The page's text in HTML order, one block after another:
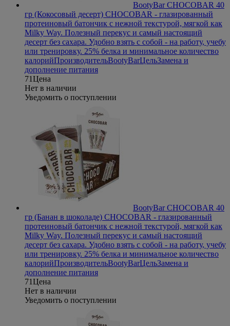
BootyBar CHOCOBAR 40
гр (Кокосовый десерт) CHOCOBAR - глазированный
протеиновый батончик с нежной текстурой, мягкой как
Milky Way. Полезный перекус и самый настоящий
десерт без сахара. Удобно взять с собой - на работу, учебу
или тренировку. 25% белка и минимальное количество
калорийПроизводительBootyBarЦельЗамена и
дополнение питания
71Цена
Нет в наличии
Уведомить о поступлении
BootyBar CHOCOBAR 40
гр (Банан в шоколаде) CHOCOBAR - глазированный
протеиновый батончик с нежной текстурой, мягкой как
Milky Way. Полезный перекус и самый настоящий
десерт без сахара. Удобно взять с собой - на работу, учебу
или тренировку. 25% белка и минимальное количество
калорийПроизводительBootyBarЦельЗамена и
дополнение питания
71Цена
Нет в наличии
Уведомить о поступлении